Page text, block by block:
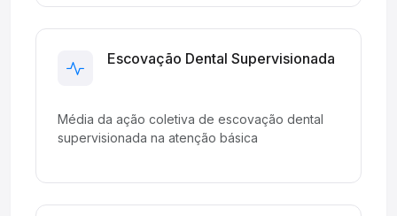
Escovação Dental Supervisionada
Média da ação coletiva de escovação dental
supervisionada na atenção básica